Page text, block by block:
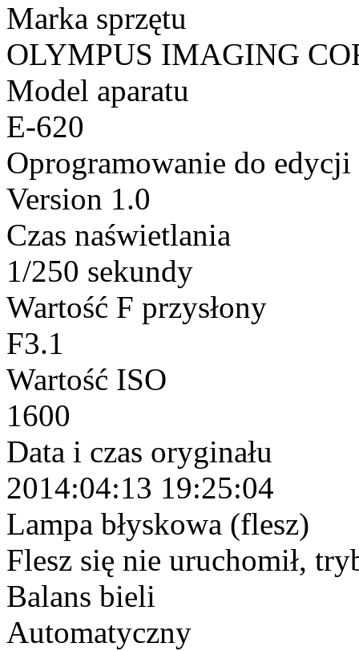
Marka sprzętu
OLYMPUS IMAGING
Model aparatu
E-620
Oprogramowanie do edycji
Version 1.0
Czas naświetlania
1/250 sekundy
Wartość F przysłony
F3.1
Wartość ISO
1600
Data i czas oryginału
2014:04:13 19:25:04
Lampa błyskowa (flesz)
Flesz się nie uruchomił,
Balans bieli
Automatyczny